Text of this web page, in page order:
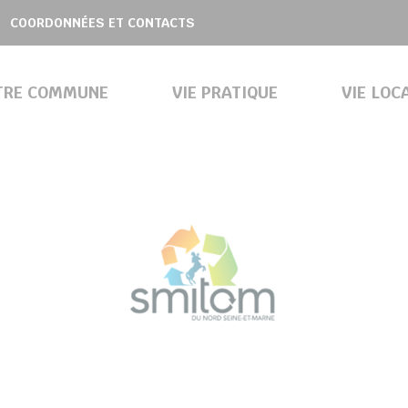
COORDONNÉES ET CONTACTS
COMMUNE VIE PRATIQUE VIE